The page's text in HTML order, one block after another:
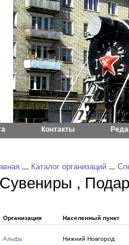
Контакты
Каталог организаций
Сувениры ,
Организация Населенный пункт
Альфа Нижний Новгород